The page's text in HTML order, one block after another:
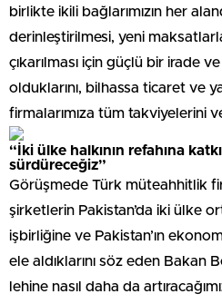
birlikte ikili bağlarımızın her
derinleştirilmesi, yeni
çıkarılması için güçlü bir irade
olduklarını, bilhassa ticaret ve
firmalarımıza tüm takviyelerini
“İki ülke halkının refahına
sürdüreceğiz”
Görüşmede Türk müteahhitlik
şirketlerin Pakistan’da iki ülke
işbirliğine ve Pakistan’ın
ele aldıklarını söz eden Bakan
lehine nasıl daha da